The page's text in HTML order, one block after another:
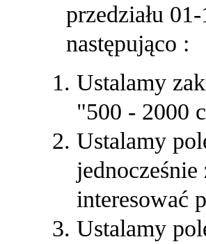
przedziału
następująco :
Ustalamy
"500 - 2000
Ustalamy
interesować
Ustalamy